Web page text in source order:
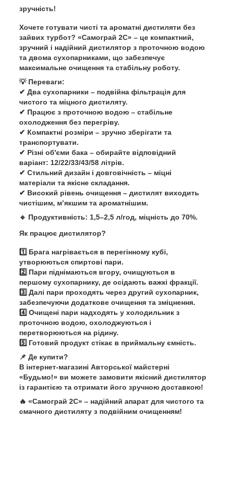
зручність!
Хочете готувати чисті та ароматні дистиляти без
зайвих турбот? «Самограй 2С» – це компактний,
зручний і надійний дистилятор з проточною водою
та двома сухопарниками, що забезпечує
максимальне очищення та стабільну роботу.
💡 Переваги:
✔ Два сухопарники – подвійна фільтрація для
чистого та міцного дистиляту.
✔ Працює з проточною водою – стабільне
охолодження без перегріву.
✔ Компактні розміри – зручно зберігати та
транспортувати.
✔ Різні об'єми бака – обирайте відповідний
варіант: 12/22/33/43/58 літрів.
✔ Стильний дизайн і довговічність – міцні
матеріали та якісне складання.
✔ Високий рівень очищення – дистилят виходить
чистішим, м’якшим та ароматнішим.
🔹 Продуктивність: 1,5–2,5 л/год, міцність до 70%.
Як працює дистилятор?
1️⃣ Брага нагрівається в перегінному кубі,
утворюються спиртові пари.
2️⃣ Пари піднімаються вгору, очищуються в
першому сухопарнику, де осідають важкі фракції.
3️⃣ Далі пари проходять через другий сухопарник,
забезпечуючи додаткове очищення та зміцнення.
4️⃣ Очищені пари надходять у холодильник з
проточною водою, охолоджуються і
перетворюються на рідину.
5️⃣ Готовий продукт стікає в приймальну ємність.
📌 Де купити?
В інтернет-магазині Авторської майстерні
«Будьмо!» ви можете замовити якісний дистилятор
із гарантією та отримати його зручною доставкою!
🔥 «Самограй 2С» – надійний апарат для чистого та
смачного дистиляту з подвійним очищенням!